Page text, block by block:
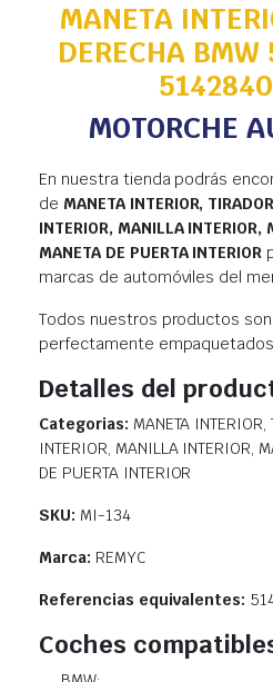
MANETA
DERECHA
MOTORCHE
En nuestra tienda podrás
de MANETA INTERIOR,
INTERIOR, MANILLA INTERIOR,
MANETA DE PUERTA INTERIOR
marcas de automóviles del
Todos nuestros productos son
perfectamente
Detalles del
Categorias: MANETA
INTERIOR, MANILLA INTERIOR,
DE PUERTA INTERIOR
SKU: MI-134
Marca: REMYC
Referencias equivalentes:
Coches